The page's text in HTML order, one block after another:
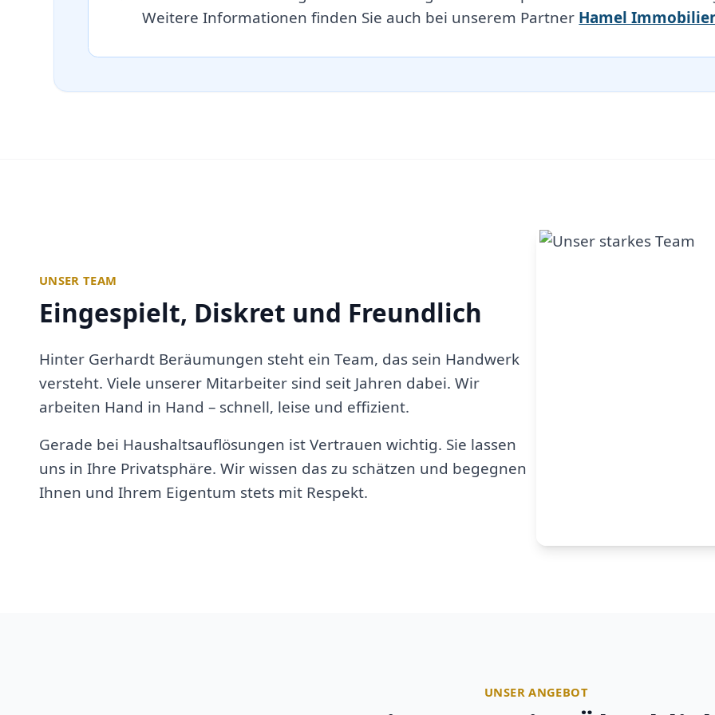
Weitere Informationen finden Sie auch bei unserem Partner Hamel
UNSER TEAM
Eingespielt, Diskret und Freundlich
Hinter Gerhardt Beräumungen steht ein Team, das sein Handwerk
versteht. Viele unserer Mitarbeiter sind seit Jahren dabei. Wir
arbeiten Hand in Hand – schnell, leise und effizient.
Gerade bei Haushaltsauflösungen ist Vertrauen wichtig. Sie lassen
uns in Ihre Privatsphäre. Wir wissen das zu schätzen und begegnen
Ihnen und Ihrem Eigentum stets mit Respekt.
UNSER ANGEBOT